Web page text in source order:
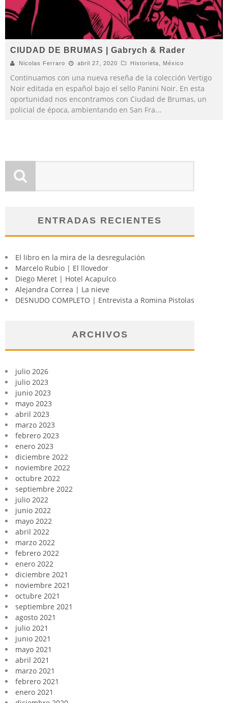
CIUDAD DE BRUMAS | Gabrych & Rader
Nicolas Ferraro abril 27, 2020 Historieta México
Continuamos con una nueva reseña de la colección Vertigo
Noir editada en español bajo el sello Panini Noir. En esta
oportunidad nos encontramos con Ciudad de Brumas, un
policial de época, ambientando en San Fra...
ENTRADAS RECIENTES
El libro en la mira de la desregulación
Marcelo Rubio | El llovedor
Diego Meret | Hotel Acapulco
Alejandra Correa | La nieve
DESNUDO COMPLETO | Entrevista a Romina Pistolas
ARCHIVOS
julio 2026
julio 2023
junio 2023
mayo 2023
abril 2023
marzo 2023
febrero 2023
enero 2023
diciembre 2022
noviembre 2022
octubre 2022
septiembre 2022
julio 2022
junio 2022
mayo 2022
abril 2022
marzo 2022
febrero 2022
enero 2022
diciembre 2021
noviembre 2021
octubre 2021
septiembre 2021
agosto 2021
julio 2021
junio 2021
mayo 2021
abril 2021
marzo 2021
febrero 2021
enero 2021